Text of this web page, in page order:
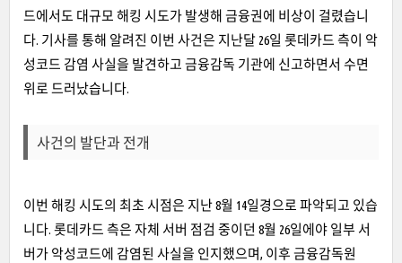
드에서도 대규모 해킹 시도가 발생해 금융권에 비상이 걸렸습니
다. 기사를 통해 알려진 이번 사건은 지난달 26일 롯데카드 측이 악
성코드 감염 사실을 발견하고 금융감독 기관에 신고하면서 수면
위로 드러났습니다.
사건의 발단과 전개
이번 해킹 시도의 최초 시점은 지난 8월 14일경으로 파악되고 있습
니다. 롯데카드 측은 자체 서버 점검 중이던 8월 26일에야 일부 서
버가 악성코드에 감염된 사실을 인지했으며, 이후 금융감독원